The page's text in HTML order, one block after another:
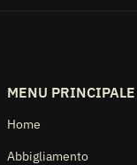
MENU PRINCIPALE
Home
Abbigliamento